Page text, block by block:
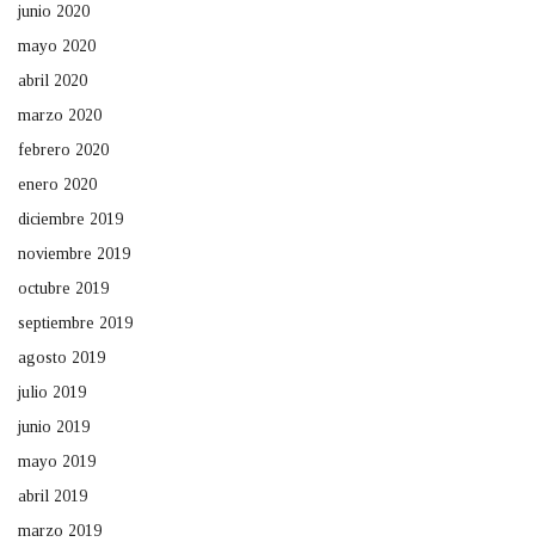
junio 2020
mayo 2020
abril 2020
marzo 2020
febrero 2020
enero 2020
diciembre 2019
noviembre 2019
octubre 2019
septiembre 2019
agosto 2019
julio 2019
junio 2019
mayo 2019
abril 2019
marzo 2019